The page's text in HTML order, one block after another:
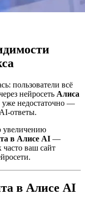
пользователи всё
нейросеть Алиса
уже недостаточно —
ответы.
увеличению
в Алисе AI —
часто ваш сайт
в Алисе AI